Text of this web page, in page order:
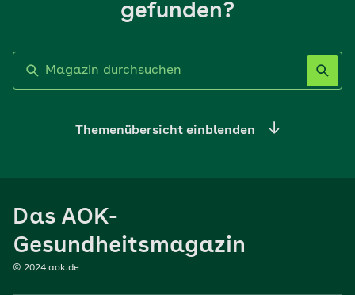
gefunden?
Themenübersicht einblenden
Sport
Das AOK-
Gesundheitsmagazin
© 2024 aok.de